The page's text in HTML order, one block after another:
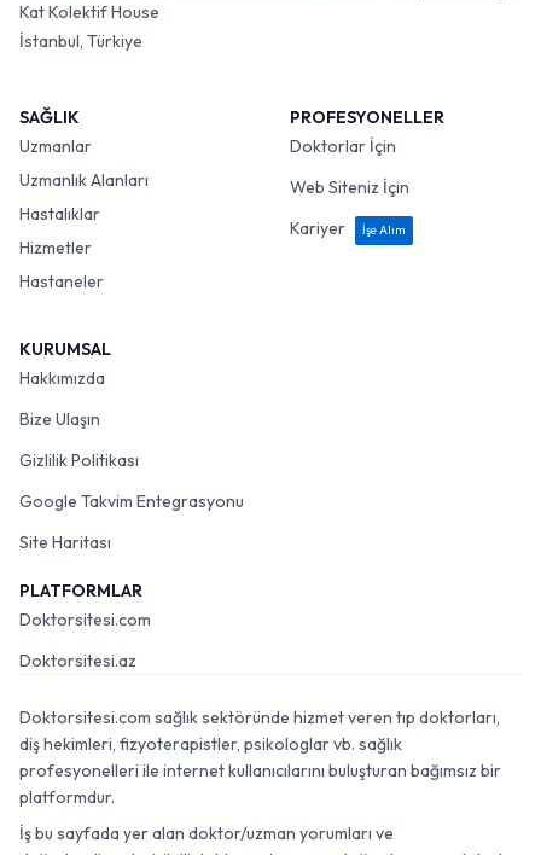
Kat Kolektif House
İstanbul, Türkiye
SAĞLIK
Uzmanlar
Uzmanlık Alanları
Hastalıklar
Hizmetler
Hastaneler
PROFESYONELLER
Doktorlar İçin
Web Siteniz İçin
Kariyer
İşe Alım
KURUMSAL
Hakkımızda
Bize Ulaşın
Gizlilik Politikası
Google Takvim Entegrasyonu
Site Haritası
PLATFORMLAR
Doktorsitesi.com
Doktorsitesi.az
Doktorsitesi.com sağlık sektöründe hizmet veren tıp doktorları,
diş hekimleri, fizyoterapistler, psikologlar vb. sağlık
profesyonelleri ile internet kullanıcılarını buluşturan bağımsız bir
platformdur.
İş bu sayfada yer alan doktor/uzman yorumları ve